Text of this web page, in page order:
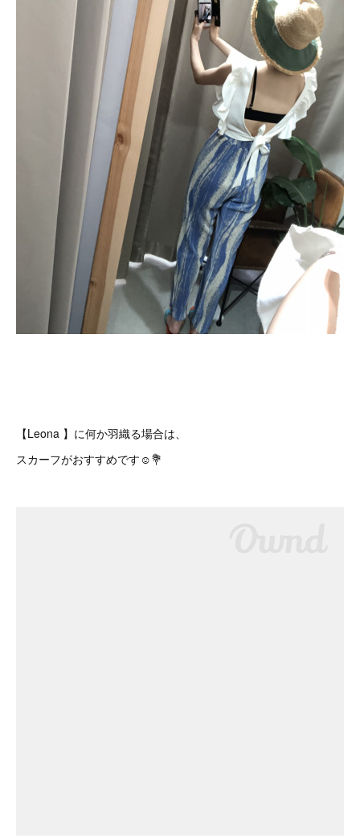
【Leona 】に何か羽織る場合は、
スカーフがおすすめです☺️💐